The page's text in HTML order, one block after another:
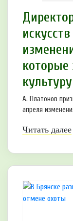
которые
культуру
А. Платонов
апреля
Читать далее